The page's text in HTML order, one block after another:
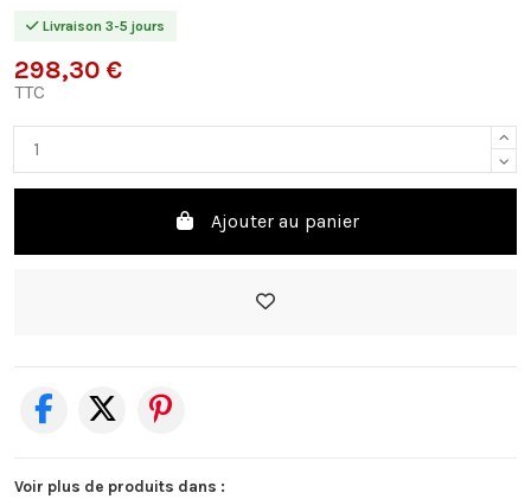
Livraison 3-5 jours
298,30 €
TTC
Ajouter au panier
Voir plus de produits dans :